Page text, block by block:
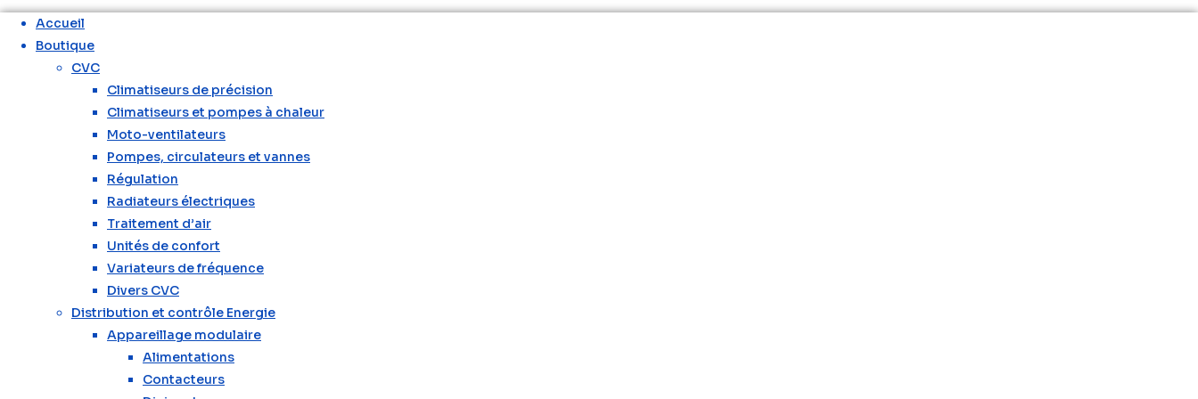
Skip
content
Accueil
Boutique
CVC
Climatiseurs de précision
Climatiseurs et pompes à chaleur
Moto-ventilateurs
Pompes, circulateurs et vannes
Régulation
Radiateurs électriques
Traitement d’air
Unités de confort
Variateurs de fréquence
Divers CVC
Distribution et contrôle Energie
Appareillage modulaire
Alimentations
Contacteurs